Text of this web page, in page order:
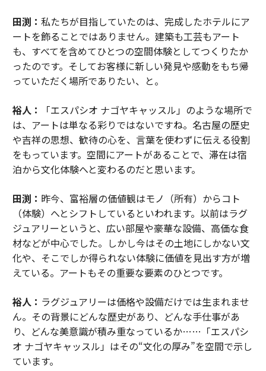
田渕： 私たちが目指していたのは、完成したホテルにア
ートを飾ることではありません。建築も工芸もアート
も、すべてを含めてひとつの空間体験としてつくりたか
ったのです。そしてお客様に新しい発見や感動をもち帰
っていただく場所でありたい、と。
裕人：
「エスパシオ ナゴヤキャッスル」のような場所で
は、アートは単なる彩りではないですね。名古屋の歴史
や吉祥の思想、歓待の心を、言葉を使わずに伝える役割
をもっています。空間にアートがあることで、滞在は宿
泊から文化体験へと変わるのだと思います。
田渕： 昨今、富裕層の価値観はモノ（所有）からコト
（体験）へとシフトしているといわれます。以前はラグ
ジュアリーというと、広い部屋や豪華な設備、高価な食
材などが中心でした。しかし今はその土地にしかない文
化や、そこでしか得られない体験に価値を見出す方が増
えている。アートもその重要な要素のひとつです。
裕人： ラグジュアリーは価格や設備だけでは生まれませ
ん。その背景にどんな歴史があり、どんな手仕事があ
り、どんな美意識が積み重なっているか……「エスパシ
オ ナゴヤキャッスル」はその“文化の厚み”を空間で示し
ています。